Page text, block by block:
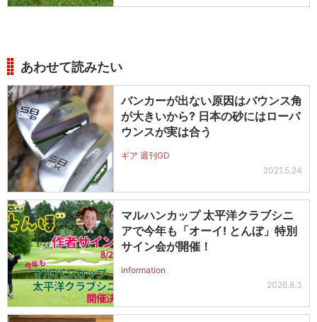
あわせて読みたい
バンカーが出ない原因はバウンス角
が大きいから? 日本の砂にはローバ
ウンスが実は合う
ギア 週刊GD
2021.5.24
マルハンカップ 太平洋クラブシニ
アで今年も「オーイ! とんぼ」特別
サイン会が開催！
information
2026.8.3